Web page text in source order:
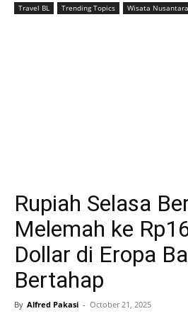
Travel BL
Trending Topics Wisata Nusantara
Rupiah Selasa
Melemah ke
Dollar di Eropa
Bertahap
By Alfred Pakasi - October 21, 2025